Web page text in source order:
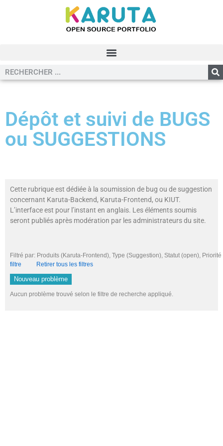
Dépôt et suivi de BUGS
ou SUGGESTIONS
Cette rubrique est dédiée à la soumission de bug ou de suggestion
concernant Karuta-Backend, Karuta-Frontend, ou KIUT.
L’interface est pour l’instant en anglais. Les éléments soumis
seront publiés après modération par les administrateurs du site.
Filtré par: Produits (Karuta-Frontend), Type (Suggestion), Statut (open),
filtre
Retirer tous les filtres
Nouveau problème
Aucun problème trouvé selon le filtre de recherche appliqué.